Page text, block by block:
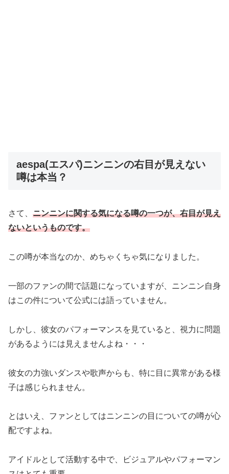
aespa(エスパ)ニンニンの右目が見えない
噂は本当？
さて、 ニンニンに関する気になる噂の一つが、右目が見え
ないというものです。
この噂が本当なのか、めちゃくちゃ気になりました。
一部のファンの間で話題になっていますが、ニンニン自身
はこの件について公式には語っていません。
しかし、彼女のパフォーマンスを見ていると、視力に問題
があるようには見えませんよね・・・
彼女の力強いダンスや歌声からも、特に目に異常がある様
子は感じられません。
とはいえ、ファンとしてはニンニンの目についての噂が心
配ですよね。
アイドルとして活動する中で、ビジュアルやパフォーマン